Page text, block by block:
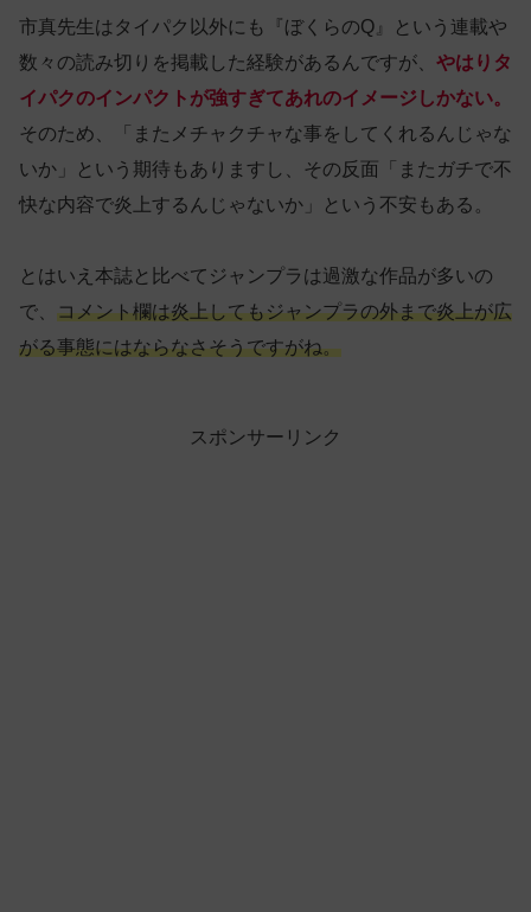
市真先生はタイパク以外にも『ぼくらのQ』という連載や
数々の読み切りを掲載した経験があるんですが、 やはりタ
イパクのインパクトが強すぎてあれのイメージしかない。
そのため、「またメチャクチャな事をしてくれるんじゃな
いか」という期待もありますし、その反面「またガチで不
快な内容で炎上するんじゃないか」という不安もある。
とはいえ本誌と比べてジャンプラは過激な作品が多いの
で、 コメント欄は炎上してもジャンプラの外まで炎上が広
がる事態にはならなさそうですがね。
スポンサーリンク